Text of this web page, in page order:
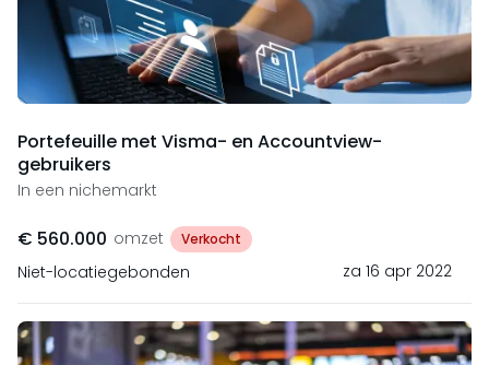
Portefeuille met Visma- en Accountview-
gebruikers
In een nichemarkt
€ 560.000 omzet Verkocht
Niet-locatiegebonden za 16 apr 2022